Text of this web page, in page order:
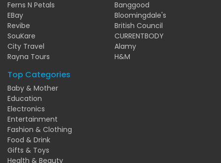
Ferns N Petals
EBay
Revibe
SouKare
City Travel
Rayna Tours
Banggood
Bloomingdale's
British Council
CURRENTBODY
Alamy
H&M
Top Categories
Baby & Mother
Education
Electronics
Entertainment
Fashion & Clothing
Food & Drink
Gifts & Toys
Health & Beauty